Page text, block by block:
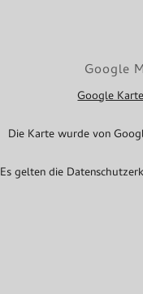
Google
Google
Die Karte wurde von
Es gelten die